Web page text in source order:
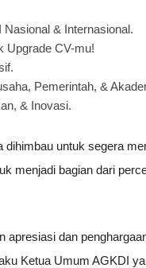
& Internasional.
Upgrade CV-mu!
Pemerintah, &
& Inovasi.
untuk segera
menjadi bagian dari
dan
Ketua Umum AGKDI